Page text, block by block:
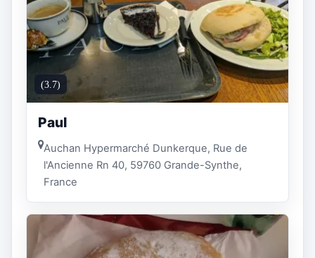
(3.7)
Paul
Auchan Hypermarché Dunkerque, Rue de
l'Ancienne Rn 40, 59760 Grande-Synthe,
France